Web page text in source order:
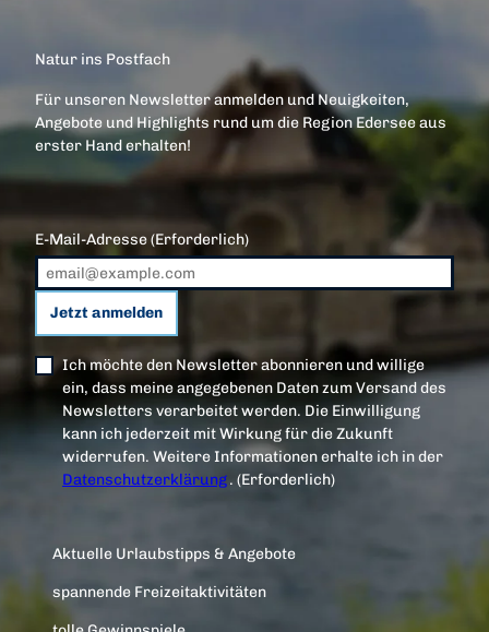
Natur ins Postfach
Für unseren Newsletter anmelden und Neuigkeiten,
Angebote und Highlights rund um die Region Edersee aus
erster Hand erhalten!
E-Mail-Adresse(Erforderlich)
Jetzt anmelden
Ich möchte den Newsletter abonnieren und willige
ein, dass meine angegebenen Daten zum Versand des
Newsletters verarbeitet werden. Die Einwilligung
kann ich jederzeit mit Wirkung für die Zukunft
widerrufen. Weitere Informationen erhalte ich in der
Datenschutzerklärung.(Erforderlich)
Aktuelle Urlaubstipps & Angebote
spannende Freizeitaktivitäten